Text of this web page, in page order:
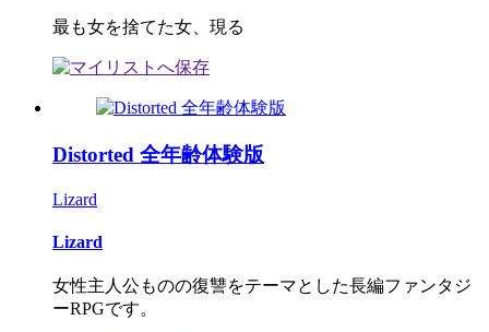
最も女を捨てた女、現る
Distorted 全年齢体験版
Lizard
Lizard
女性主人公ものの復讐をテーマとした長編ファンタジ
ーRPGです。